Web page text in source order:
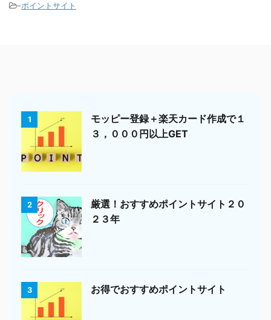
-ポイントサイト
1
モッピー登録＋楽天カード作成で１
３，０００円以上GET
2
厳選！おすすめポイントサイト２０
２３年
3 お得でおすすめポイントサイト